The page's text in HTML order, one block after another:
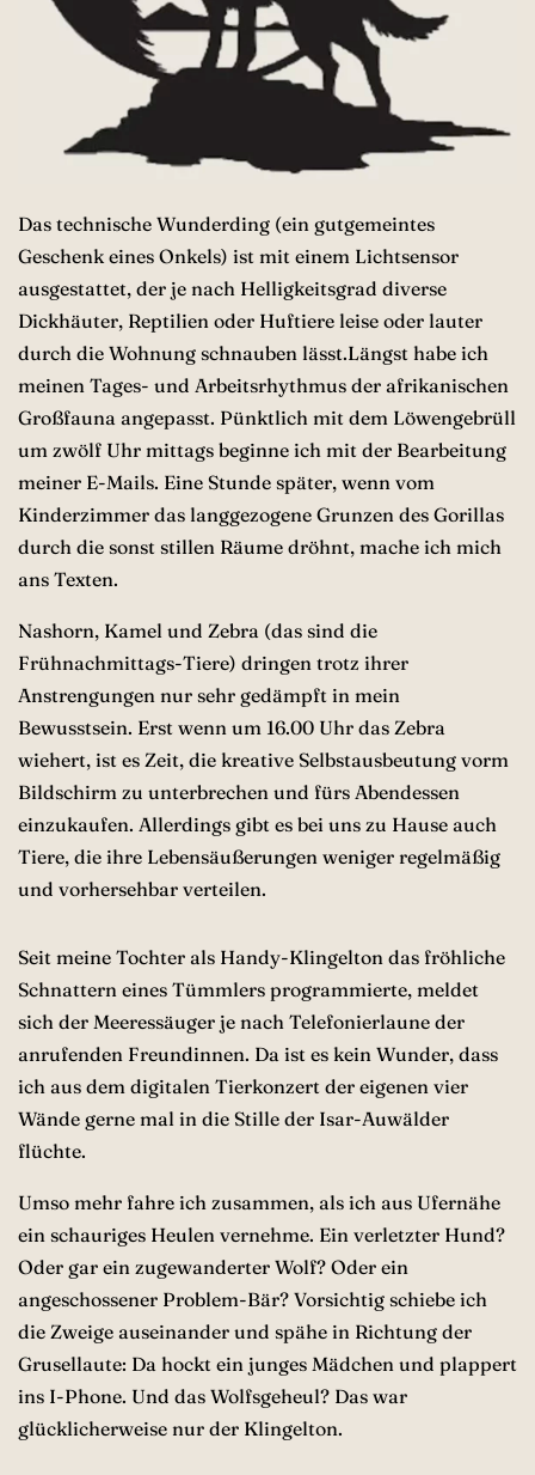
Das technische Wunderding (ein gutgemeintes
Geschenk eines Onkels) ist mit einem Lichtsensor
ausgestattet, der je nach Helligkeitsgrad diverse
Dickhäuter, Reptilien oder Huftiere leise oder lauter
durch die Wohnung schnauben lässt.Längst habe ich
meinen Tages- und Arbeitsrhythmus der afrikanischen
Großfauna angepasst. Pünktlich mit dem Löwengebrüll
um zwölf Uhr mittags beginne ich mit der Bearbeitung
meiner E-Mails. Eine Stunde später, wenn vom
Kinderzimmer das langgezogene Grunzen des Gorillas
durch die sonst stillen Räume dröhnt, mache ich mich
ans Texten.
Nashorn, Kamel und Zebra (das sind die
Frühnachmittags-Tiere) dringen trotz ihrer
Anstrengungen nur sehr gedämpft in mein
Bewusstsein. Erst wenn um 16.00 Uhr das Zebra
wiehert, ist es Zeit, die kreative Selbstausbeutung vorm
Bildschirm zu unterbrechen und fürs Abendessen
einzukaufen. Allerdings gibt es bei uns zu Hause auch
Tiere, die ihre Lebensäußerungen weniger regelmäßig
und vorhersehbar verteilen.
Seit meine Tochter als Handy-Klingelton das fröhliche
Schnattern eines Tümmlers programmierte, meldet
sich der Meeressäuger je nach Telefonierlaune der
anrufenden Freundinnen. Da ist es kein Wunder, dass
ich aus dem digitalen Tierkonzert der eigenen vier
Wände gerne mal in die Stille der Isar-Auwälder
flüchte.
Umso mehr fahre ich zusammen, als ich aus Ufernähe
ein schauriges Heulen vernehme. Ein verletzter Hund?
Oder gar ein zugewanderter Wolf? Oder ein
angeschossener Problem-Bär? Vorsichtig schiebe ich
die Zweige auseinander und spähe in Richtung der
Grusellaute: Da hockt ein junges Mädchen und plappert
ins I-Phone. Und das Wolfsgeheul? Das war
glücklicherweise nur der Klingelton.